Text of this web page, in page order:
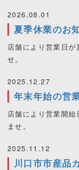
2026.08.01
夏季休業のお
店舗により営業日
せ。
2025.12.27
年末年始の営
店舗により営業開
ませ。
2025.11.12
川口市市産品